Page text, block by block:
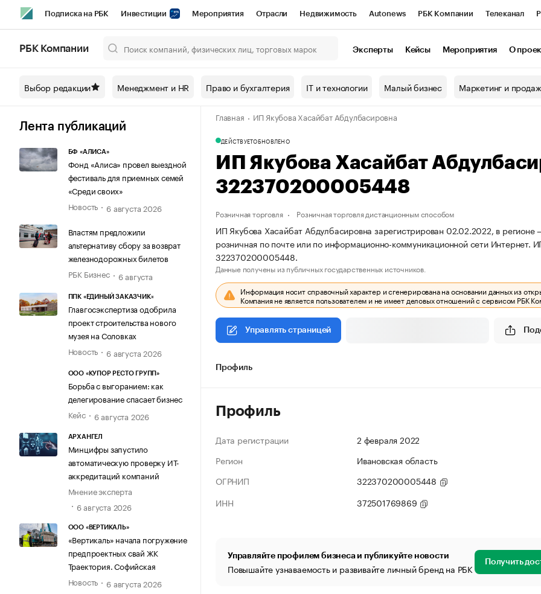
Подписка на РБК Инвестиции Мероприятия Отрасли Недвижимость Autonews РБК Компании Телеканал
Спецпроекты СПб Конференции СПб Спецпроекты Проверка контрагентов
Технологии и медиа Рынок наличной валюты
РБК Компании Эксперты Кейсы Мероприятия О
Выбор редакции Менеджмент и HR Право и бухгалтерия IT и технологии Малый бизнес Маркетинг и
Лента публикаций
БФ «АЛИСА»
Фонд «Алиса» провел выездной
фестиваль для приемных семей
«Среди своих»
Новость
6 августа 2026
Властям предложили
альтернативу сбору за возврат
железнодорожных билетов
РБК Бизнес
6 августа
ППК «ЕДИНЫЙ ЗАКАЗЧИК»
Главгосэкспертиза одобрила
проект строительства нового
музея на Соловках
Новость
6 августа 2026
ООО «КУПОР РЕСТО ГРУПП»
Борьба с выгоранием: как
делегирование спасает бизнес
Кейс
6 августа 2026
АРХАНГЕЛ
Минцифры запустило
автоматическую проверку ИТ-
аккредитаций компаний
Мнение эксперта
6 августа 2026
ООО «ВЕРТИКАЛЬ»
«Вертикаль» начала погружение
предпроектных свай ЖК
Траектория. Софийская
Новость
6 августа 2026
Главная ИП Якубова Хасайбат Абдулбасировна
ДЕЙСТВУЕТОБНОВЛЕНО
ИП Якубова Хасайбат
322370200005448
Розничная торговля Розничная торговля дистанционным способом
ИП Якубова Хасайбат Абдулбасировна зарегистрирован 02.02.2022, в регионе
розничная по почте или по информационно-коммуникационной сети
322370200005448.
Данные получены из публичных государственных источников.
Информация носит справочный характер и сгенерирована на основании данных из
Компания не является пользователем и не имеет деловых отношений с сервисом РБК
Управлять страницей
Профиль
Профиль
Дата регистрации
2 февраля 2022
Регион
Ивановская область
ОГРНИП
322370200005448
ИНН
372501769869
Управляйте профилем бизнеса и публикуйте новости
Повышайте узнаваемость и развивайте личный бренд на РБК Получить